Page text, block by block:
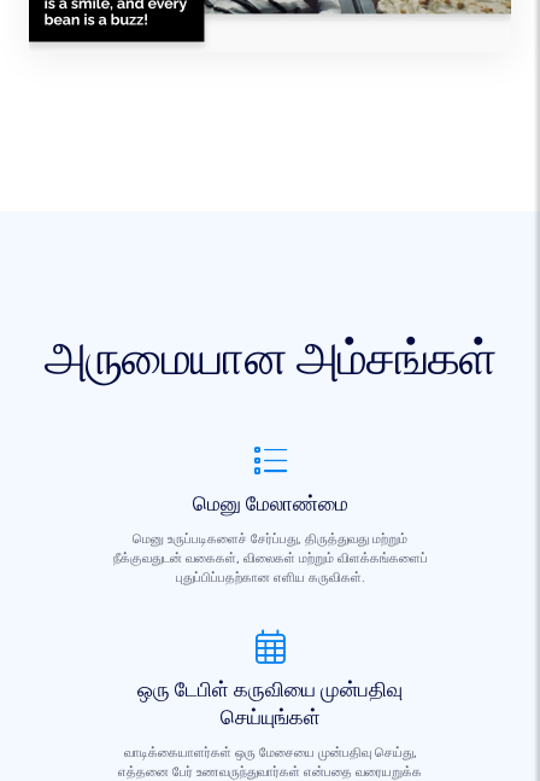
அருமையான அம்சங்கள்
மெனு மேலாண்மை
மெனு உருப்படிகளைச் சேர்ப்பது, திருத்துவது மற்றும்
நீக்குவதுடன் வகைகள், விலைகள் மற்றும் விளக்கங்களைப்
புதுப்பிப்பதற்கான எளிய கருவிகள்.
ஒரு டேபிள் கருவியை முன்பதிவு
செய்யுங்கள்
வாடிக்கையாளர்கள் ஒரு மேசையை முன்பதிவு செய்து,
எத்தனை பேர் உணவருந்துவார்கள் என்பதை வரையறுக்க